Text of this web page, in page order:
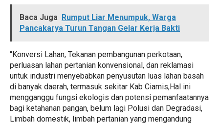
Baca Juga Rumput Liar Menumpuk, Warga
Pancakarya Turun Tangan Gelar Kerja Bakti
“Konversi Lahan, Tekanan pembangunan perkotaan,
perluasan lahan pertanian konvensional, dan reklamasi
untuk industri menyebabkan penyusutan luas lahan basah
di banyak daerah, termasuk sekitar Kab Ciamis,Hal ini
mengganggu fungsi ekologis dan potensi pemanfaatannya
bagi ketahanan pangan, belum lagi Polusi dan Degradasi,
Limbah domestik, limbah pertanian yang mengandung